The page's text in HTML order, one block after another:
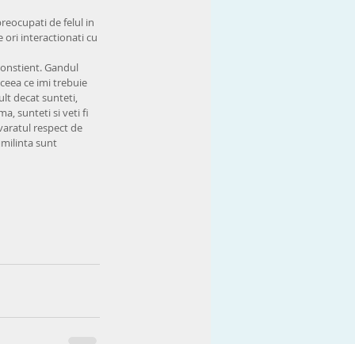
de felul in
ori interactionati cu
Gandul
ce imi trebuie
decat sunteti,
sunteti si veti fi
respect de
sunt